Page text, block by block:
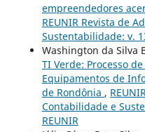
empreendedores
REUNIR Revista de
Sustentabilidade: v.
Washington da Silva
TI Verde: Processo
Equipamentos de
de Rondônia ,
Contabilidade e
REUNIR